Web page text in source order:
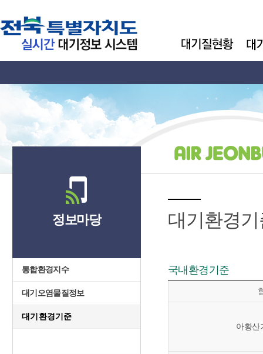
정보마당
통합환경지수
대기오염물질정보
대기환경기준
대기환경
국내환경기준
아황산